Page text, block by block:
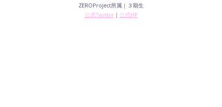
ZEROProject所属｜３期生
公式Twitter ｜ 公式HP